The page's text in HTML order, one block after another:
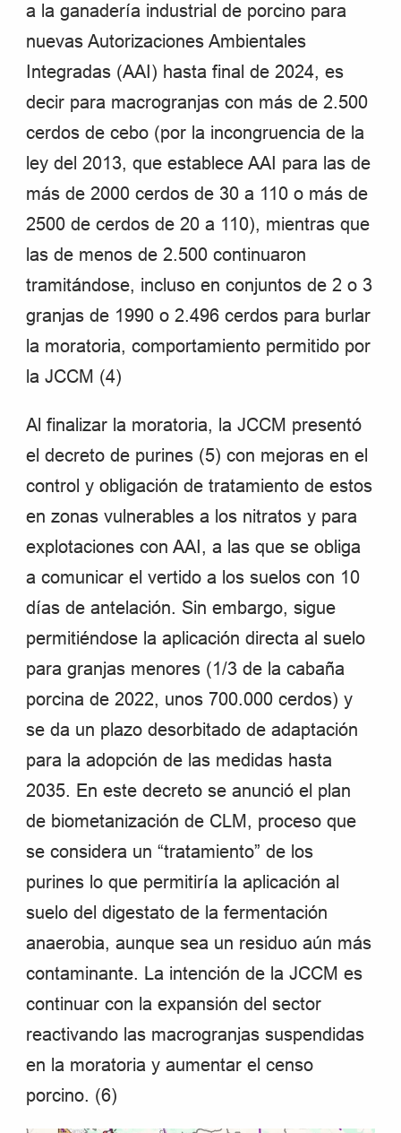
a la ganadería industrial de porcino para
nuevas Autorizaciones Ambientales
Integradas (AAI) hasta final de 2024, es
decir para macrogranjas con más de 2.500
cerdos de cebo (por la incongruencia de la
ley del 2013, que establece AAI para las de
más de 2000 cerdos de 30 a 110 o más de
2500 de cerdos de 20 a 110), mientras que
las de menos de 2.500 continuaron
tramitándose, incluso en conjuntos de 2 o 3
granjas de 1990 o 2.496 cerdos para burlar
la moratoria, comportamiento permitido por
la JCCM (4)
Al finalizar la moratoria, la JCCM presentó
el decreto de purines (5) con mejoras en el
control y obligación de tratamiento de estos
en zonas vulnerables a los nitratos y para
explotaciones con AAI, a las que se obliga
a comunicar el vertido a los suelos con 10
días de antelación. Sin embargo, sigue
permitiéndose la aplicación directa al suelo
para granjas menores (1/3 de la cabaña
porcina de 2022, unos 700.000 cerdos) y
se da un plazo desorbitado de adaptación
para la adopción de las medidas hasta
2035. En este decreto se anunció el plan
de biometanización de CLM, proceso que
se considera un “tratamiento” de los
purines lo que permitiría la aplicación al
suelo del digestato de la fermentación
anaerobia, aunque sea un residuo aún más
contaminante. La intención de la JCCM es
continuar con la expansión del sector
reactivando las macrogranjas suspendidas
en la moratoria y aumentar el censo
porcino. (6)